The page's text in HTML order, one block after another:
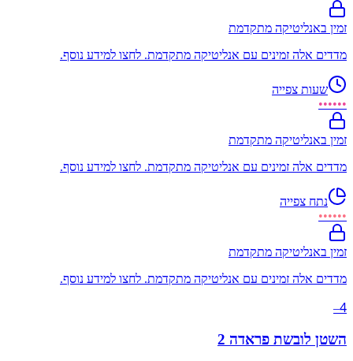
זמין באנליטיקה מתקדמת
מדדים אלה זמינים עם אנליטיקה מתקדמת. לחצו למידע נוסף.
שעות צפייה
••••••
זמין באנליטיקה מתקדמת
מדדים אלה זמינים עם אנליטיקה מתקדמת. לחצו למידע נוסף.
נתח צפייה
••••••
זמין באנליטיקה מתקדמת
מדדים אלה זמינים עם אנליטיקה מתקדמת. לחצו למידע נוסף.
4
–
השטן לובשת פראדה 2